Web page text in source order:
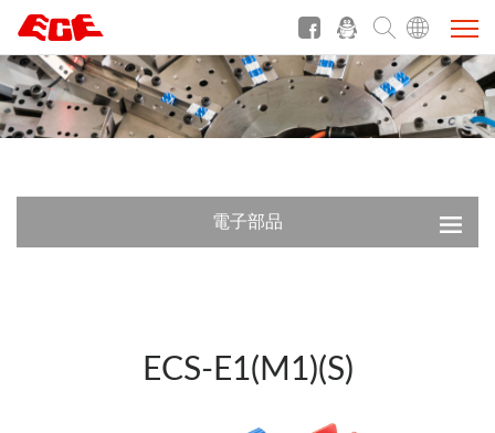
電子部品
ECS-E1(M1)(S)